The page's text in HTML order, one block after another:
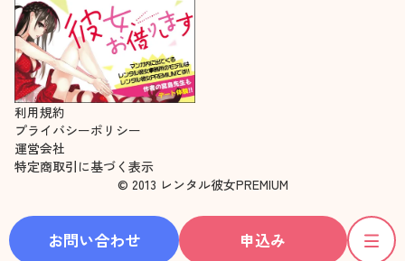
お問い合わせ 申込み
利用規約
プライバシーポリシー
運営会社
特定商取引に基づく表示
© 2013 レンタル彼女PREMIUM